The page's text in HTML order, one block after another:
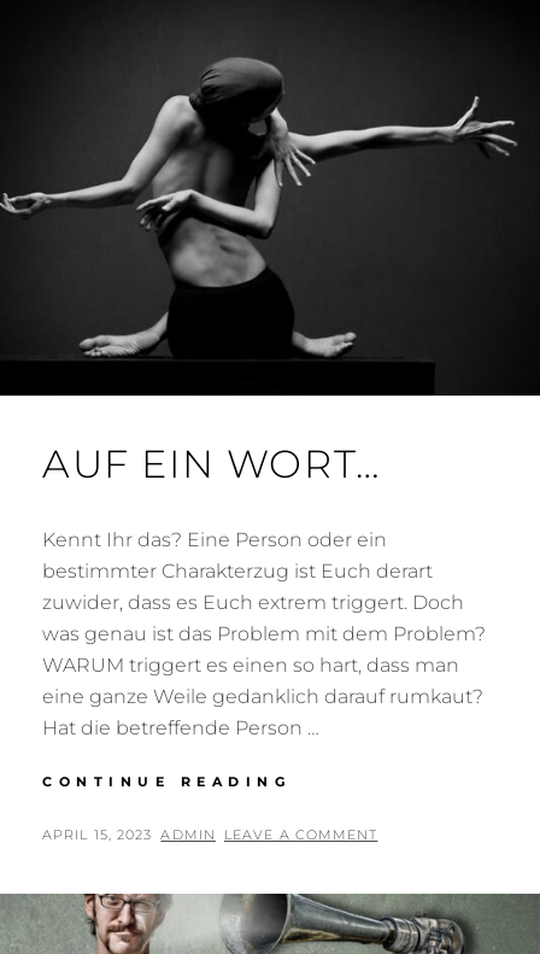
AUF EIN WORT…
Kennt Ihr das? Eine Person oder ein
bestimmter Charakterzug ist Euch derart
zuwider, dass es Euch extrem triggert. Doch
was genau ist das Problem mit dem Problem?
WARUM triggert es einen so hart, dass man
eine ganze Weile gedanklich darauf rumkaut?
Hat die betreffende Person …
CONTINUE READING
WORT…
POSTED
APRIL 15, 2023 BY
ADMIN LEAVE A COMMENT